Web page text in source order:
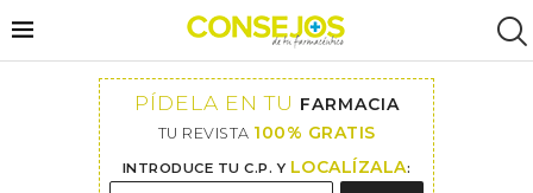
PÍDELA EN TU FARMACIA
TU REVISTA 100% GRATIS
INTRODUCE TU C.P. Y LOCALÍZALA: